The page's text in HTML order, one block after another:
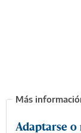
Adaptarse o